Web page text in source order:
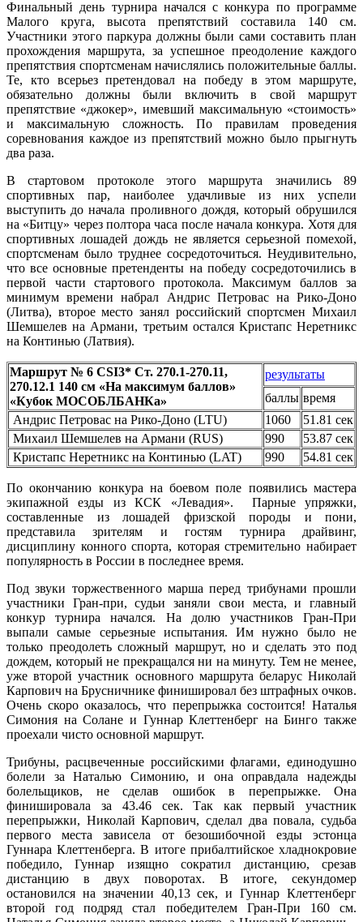
Финальный день турнира начался с конкура по программе
Малого круга, высота препятствий составила 140 см.
Участники этого паркура должны были сами составить план
прохождения маршрута, за успешное преодоление каждого
препятствия спортсменам начислялись положительные баллы.
Те, кто всерьез претендовал на победу в этом маршруте,
обязательно должны были включить в свой маршрут
препятствие «джокер», имевший максимальную «стоимость»
и максимальную сложность. По правилам проведения
соревнования каждое из препятствий можно было прыгнуть
два раза.
В стартовом протоколе этого маршрута значились 89
спортивных пар, наиболее удачливые из них успели
выступить до начала проливного дождя, который обрушился
на «Битцу» через полтора часа после начала конкура. Хотя для
спортивных лошадей дождь не является серьезной помехой,
спортсменам было труднее сосредоточиться. Неудивительно,
что все основные претенденты на победу сосредоточились в
первой части стартового протокола. Максимум баллов за
минимум времени набрал Андрис Петровас на Рико-Доно
(Литва), второе место занял российский спортсмен Михаил
Шемшелев на Армани, третьим остался Кристапс Неретникс
на Континью (Латвия).
Маршрут № 6 CSI3* Ст. 270.1-270.11,
270.12.1 140 см «На максимум баллов»
«Кубок МОСОБЛБАНКа»
результаты
баллы время
Андрис Петровас на Рико-Доно (LTU)
1060
51.81 сек
Михаил Шемшелев на Армани (RUS)
990
53.87 сек
Кристапс Неретникс на Континью (LAT)
990 54.81 сек
По окончанию конкура на боевом поле появились мастера
экипажной езды из КСК «Левадия». Парные упряжки,
составленные из лошадей фризской породы и пони,
представила зрителям и гостям турнира драйвинг,
дисциплину конного спорта, которая стремительно набирает
популярность в России в последнее время.
Под звуки торжественного марша перед трибунами прошли
участники Гран-при, судьи заняли свои места, и главный
конкур турнира начался. На долю участников Гран-При
выпали самые серьезные испытания. Им нужно было не
только преодолеть сложный маршрут, но и сделать это под
дождем, который не прекращался ни на минуту. Тем не менее,
уже второй участник основного маршрута беларус Николай
Карпович на Брусничнике финишировал без штрафных очков.
Очень скоро оказалось, что перепрыжка состоится! Наталья
Симония на Солане и Гуннар Клеттенберг на Бинго также
проехали чисто основной маршрут.
Трибуны, расцвеченные российскими флагами, единодушно
болели за Наталью Симонию, и она оправдала надежды
болельщиков, не сделав ошибок в перепрыжке. Она
финишировала за 43.46 сек. Так как первый участник
перепрыжки, Николай Карпович, сделал два повала, судьба
первого места зависела от безошибочной езды эстонца
Гуннара Клеттенберга. В итоге прибалтийское хладнокровие
победило, Гуннар изящно сократил дистанцию, срезав
дистанцию в двух поворотах. В итоге, секундомер
остановился на значении 40,13 сек, и Гуннар Клеттенберг
второй год подряд стал победителем Гран-При 160 см.